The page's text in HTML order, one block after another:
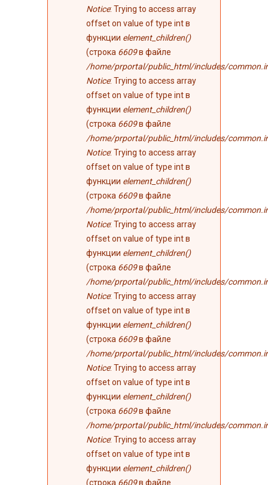
Notice: Trying to access array
offset on value of type int в
функции element_children()
(строка 6609в файле
/home/prportal/public_html/includes/
Notice: Trying to access array
offset on value of type int в
функции element_children()
(строка 6609в файле
/home/prportal/public_html/includes/
Notice: Trying to access array
offset on value of type int в
функции element_children()
(строка 6609в файле
/home/prportal/public_html/includes/
Notice: Trying to access array
offset on value of type int в
функции element_children()
(строка 6609в файле
/home/prportal/public_html/includes/
Notice: Trying to access array
offset on value of type int в
функции element_children()
(строка 6609в файле
/home/prportal/public_html/includes/
Notice: Trying to access array
offset on value of type int в
функции element_children()
(строка 6609в файле
/home/prportal/public_html/includes/
Notice: Trying to access array
offset on value of type int в
функции element_children()
(строка 6609в файле